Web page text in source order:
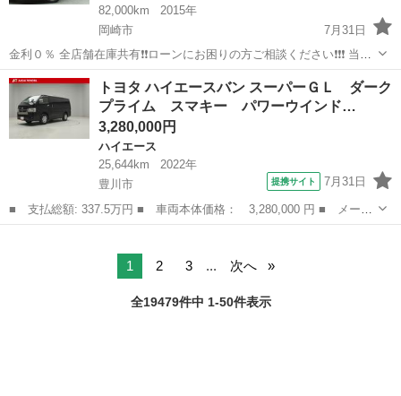
82,000km
2015年
岡崎市
7月31日
金利０％ 全店舗在庫共有❗️❗️ローンにお困りの方ご相談ください❗️❗️❗️ 当店
の自社ローンは 👉審査通過率95％❗️ さらに… 👉総額150万円までのお
車なら【頭金0円OK】✨ 「今は無理かも…」と...
愛知 岡崎市 シエンタ
トヨタ ハイエースバン スーパーＧＬ ダーク
プライム スマキー パワーウインド…
3,280,000円
ハイエース
25,644km
2022年
豊川市
提携サイト 7月31日
■ 支払総額: 337.5万円 ■ 車両本体価格： 3,280,000 円 ■ メーカ
ー名： トヨタ ■ 車種名： ハイエースバン ■ グレード名： ス
1 2 3 ... 次へ
全19479件中 1-50件表示